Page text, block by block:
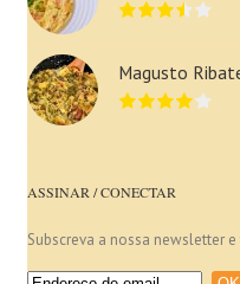
Magusto
ASSINAR / CONECTAR
Subscreva a nossa newsletter